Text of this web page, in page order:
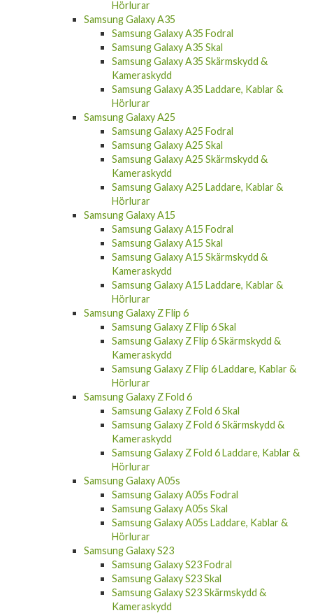
Hörlurar
Samsung Galaxy A35
Samsung Galaxy A35 Fodral
Samsung Galaxy A35 Skal
Samsung Galaxy A35 Skärmskydd &
Kameraskydd
Samsung Galaxy A35 Laddare, Kablar &
Hörlurar
Samsung Galaxy A25
Samsung Galaxy A25 Fodral
Samsung Galaxy A25 Skal
Samsung Galaxy A25 Skärmskydd &
Kameraskydd
Samsung Galaxy A25 Laddare, Kablar &
Hörlurar
Samsung Galaxy A15
Samsung Galaxy A15 Fodral
Samsung Galaxy A15 Skal
Samsung Galaxy A15 Skärmskydd &
Kameraskydd
Samsung Galaxy A15 Laddare, Kablar &
Hörlurar
Samsung Galaxy Z Flip 6
Samsung Galaxy Z Flip 6 Skal
Samsung Galaxy Z Flip 6 Skärmskydd &
Kameraskydd
Samsung Galaxy Z Flip 6 Laddare, Kablar &
Hörlurar
Samsung Galaxy Z Fold 6
Samsung Galaxy Z Fold 6 Skal
Samsung Galaxy Z Fold 6 Skärmskydd &
Kameraskydd
Samsung Galaxy Z Fold 6 Laddare, Kablar &
Hörlurar
Samsung Galaxy A05s
Samsung Galaxy A05s Fodral
Samsung Galaxy A05s Skal
Samsung Galaxy A05s Laddare, Kablar &
Hörlurar
Samsung Galaxy S23
Samsung Galaxy S23 Fodral
Samsung Galaxy S23 Skal
Samsung Galaxy S23 Skärmskydd &
Kameraskydd